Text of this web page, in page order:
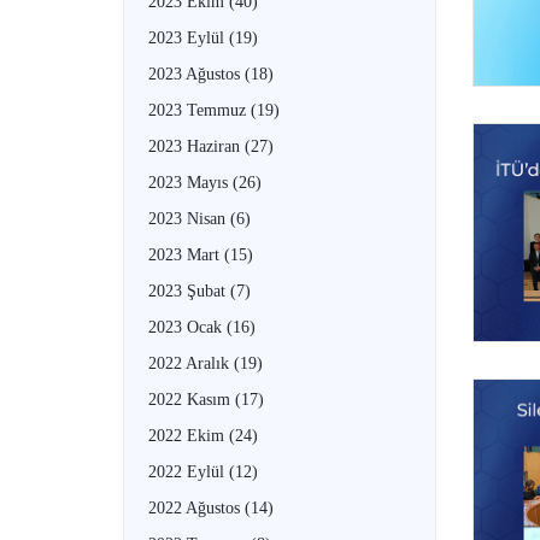
2023 Eylül (19)
2023 Ağustos (18)
2023 Temmuz (19)
2023 Haziran (27)
2023 Mayıs (26)
2023 Nisan (6)
2023 Mart (15)
2023 Şubat (7)
2023 Ocak (16)
2022 Aralık (19)
2022 Kasım (17)
2022 Ekim (24)
2022 Eylül (12)
2022 Ağustos (14)